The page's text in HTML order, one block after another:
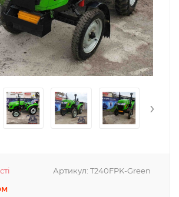
›
Артикул: T240FPK-Green